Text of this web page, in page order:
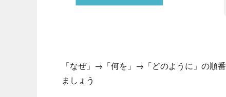
「なぜ」→「何を」→「どのように」の順
ましょう